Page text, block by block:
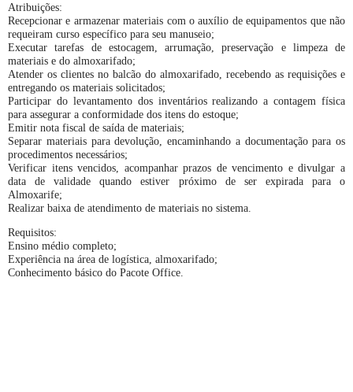
Atribuições:
Recepcionar e armazenar materiais com o auxílio de equipamentos que não
requeiram curso específico para seu manuseio;
Executar tarefas de estocagem, arrumação, preservação e limpeza de
materiais e do almoxarifado;
Atender os clientes no balcão do almoxarifado, recebendo as requisições e
entregando os materiais solicitados;
Participar do levantamento dos inventários realizando a contagem física
para assegurar a conformidade dos itens do estoque;
Emitir nota fiscal de saída de materiais;
Separar materiais para devolução, encaminhando a documentação para os
procedimentos necessários;
Verificar itens vencidos, acompanhar prazos de vencimento e divulgar a
data de validade quando estiver próximo de ser expirada para o
Almoxarife;
Realizar baixa de atendimento de materiais no sistema.
Requisitos:
Ensino médio completo;
Experiência na área de logística, almoxarifado;
Conhecimento básico do Pacote Office.